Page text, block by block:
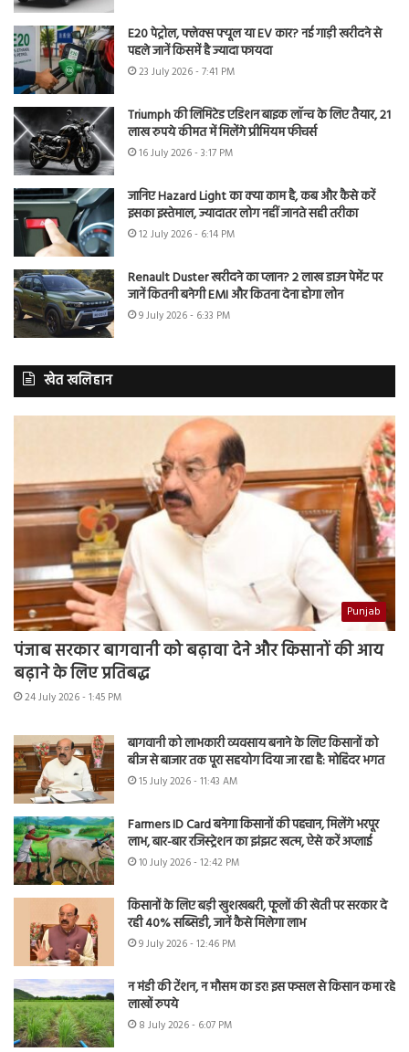
E20 पेट्रोल, फ्लेक्स फ्यूल या EV कार? नई गाड़ी खरीदने से
पहले जानें किसमें है ज्यादा फायदा
23 July 2026 - 7:41 PM
Triumph की लिमिटेड एडिशन बाइक लॉन्च के लिए तैयार, 21
लाख रुपये कीमत में मिलेंगे प्रीमियम फीचर्स
16 July 2026 - 3:17 PM
जानिए Hazard Light का क्या काम है, कब और कैसे करें
इसका इस्तेमाल, ज्यादातर लोग नहीं जानते सही तरीका
12 July 2026 - 6:14 PM
Renault Duster खरीदने का प्लान? 2 लाख डाउन पेमेंट पर
जानें कितनी बनेगी EMI और कितना देना होगा लोन
9 July 2026 - 6:33 PM
खेत खलिहान
Punjab
पंजाब सरकार बागवानी को बढ़ावा देने और किसानों की आय
बढ़ाने के लिए प्रतिबद्ध
24 July 2026 - 1:45 PM
बागवानी को लाभकारी व्यवसाय बनाने के लिए किसानों को
बीज से बाजार तक पूरा सहयोग दिया जा रहा है: मोहिंदर भगत
15 July 2026 - 11:43 AM
Farmers ID Card बनेगा किसानों की पहचान, मिलेंगे भरपूर
लाभ, बार-बार रजिस्ट्रेशन का झंझट खत्म, ऐसे करें अप्लाई
10 July 2026 - 12:42 PM
किसानों के लिए बड़ी खुशखबरी, फूलों की खेती पर सरकार दे
रही 40% सब्सिडी, जानें कैसे मिलेगा लाभ
9 July 2026 - 12:46 PM
न मंडी की टेंशन, न मौसम का डर! इस फसल से किसान कमा रहे
लाखों रुपये
8 July 2026 - 6:07 PM